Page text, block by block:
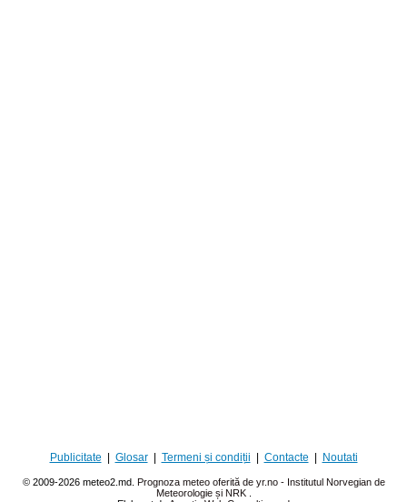
Publicitate Glosar| Termeni și condiții Contacte Noutati
© 2009-2026 meteo2.md. Prognoza meteo oferită de yr.no - Institutul Norvegian de
Meteorologie și NRK